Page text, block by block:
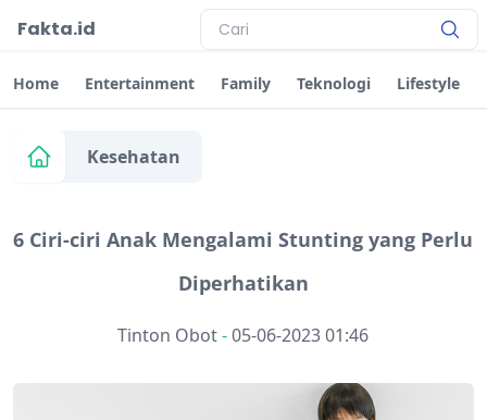
Fakta.id
Home Entertainment Family Teknologi Lifestyle
Kesehatan
6 Ciri-ciri Anak Mengalami Stunting yang Perlu
Diperhatikan
Tinton Obot-05-06-2023 01:46